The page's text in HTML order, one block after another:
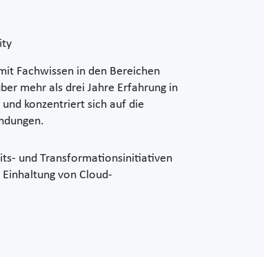
Fachwissen in den Bereichen
mehr als drei Jahre Erfahrung in
konzentriert sich auf die
und Transformationsinitiativen
von Cloud-